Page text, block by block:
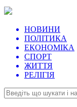
НОВИНИ
ПОЛІТИКА
ЕКОНОМІКА
СПОРТ
ЖИТТЯ
РЕЛІГІЯ